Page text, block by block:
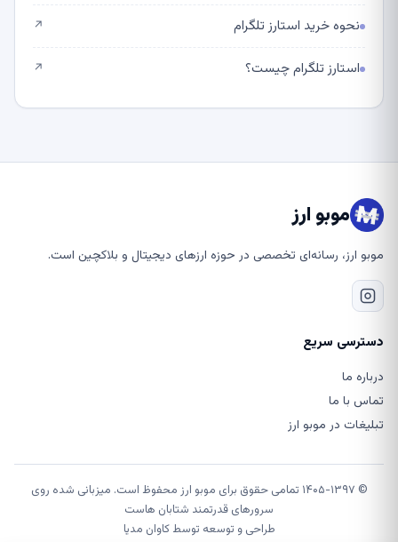
نحوه خرید استارز تلگرام ↗
استارز تلگرام چیست؟ ↗
موبو ارز
موبو ارز، رسانه‌ای تخصصی در حوزه ارزهای دیجیتال و بلاکچین است.
دسترسی سریع
درباره ما
تماس با ما
تبلیغات در موبو ارز
© ۱۴۰۵-۱۳۹۷ تمامی حقوق برای موبو ارز محفوظ است. میزبانی شده روی
سرورهای قدرتمند شتابان هاست
طراحی و توسعه توسطکاوان مدیا